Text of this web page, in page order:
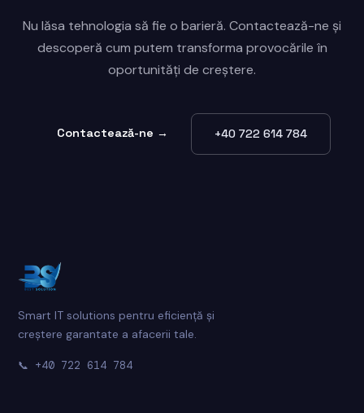
Nu lăsa tehnologia să fie o barieră. Contactează-ne și
descoperă cum putem transforma provocările în
oportunități de creștere.
Contactează-ne → +40 722 614 784
Smart IT solutions pentru eficiență și
creștere garantate a afacerii tale.
📞 +40 722 614 784